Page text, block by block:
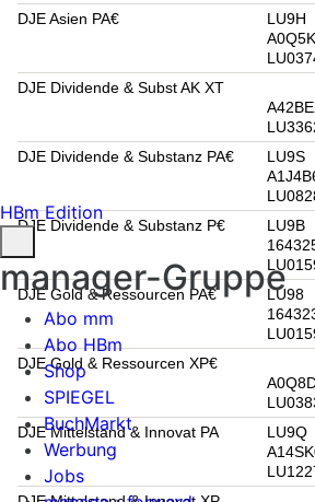
DJE Asien PA€
LU9H
DJE Dividende & Subst AK XT
DJE Dividende & Substanz PA€
LU9S
DJE Dividende & Substanz P€
LU9B
DJE Gold & Ressourcen PA€
LU98
DJE Gold & Ressourcen XP€
DJE Mittelstand & Innovat PA
LU9Q
HBm Edition
manager-Gruppe
Abo mm
Abo HBm
Shop
SPIEGEL
BuchMarkt
Werbung
Jobs